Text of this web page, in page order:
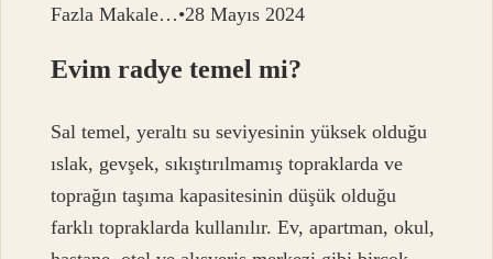
Fazla Makale…•28 Mayıs 2024
Evim radye temel mi?
Sal temel, yeraltı su seviyesinin yüksek olduğu
ıslak, gevşek, sıkıştırılmamış topraklarda ve
toprağın taşıma kapasitesinin düşük olduğu
farklı topraklarda kullanılır. Ev, apartman, okul,